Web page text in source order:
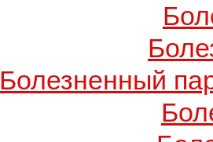
Болезненный